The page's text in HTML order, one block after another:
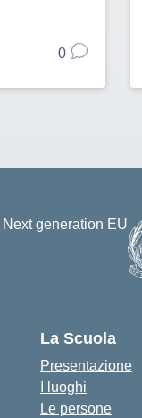
0
La Scuola
Presentazione
I luoghi
Le persone